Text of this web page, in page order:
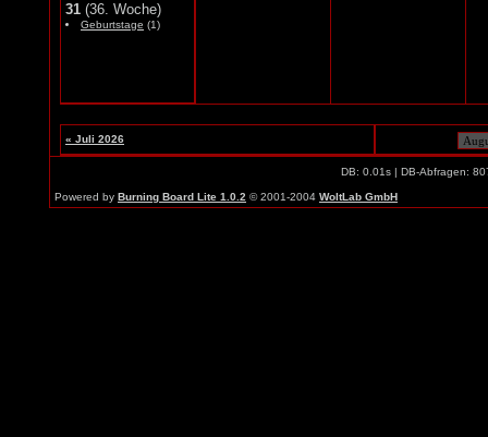
31 (36. Woche)
Geburtstage (1)
« Juli 2026
DB: 0.01s | DB-Abfragen:
Powered by Burning Board Lite 1.0.2 © 2001-2004 WoltLab GmbH